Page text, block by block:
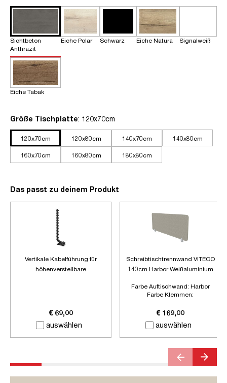
Sichtbeton
Anthrazit
Eiche Polar Schwarz Eiche Natura Signalweiß
Eiche Tabak
Größe Tischplatteauswählen
: 120x70cm
120x70cm 120x80cm 140x70cm 140x80cm
160x70cm 160x80cm 180x80cm
Das passt zu deinem Produkt
auswählen
Vertikale Kabelführung für
höhenverstellbare
€ 69,00
auswählen
Schreibtischtrennwand VITECO
140cm Harbor Weißaluminium
Farbe Auftischwand: Harbor
Farbe Klemmen:
Länge:1400mm
€ 169,00